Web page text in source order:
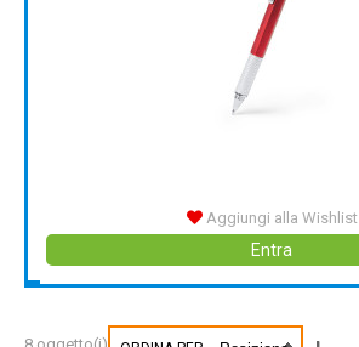
Aggiungi alla Wishlist
Entra